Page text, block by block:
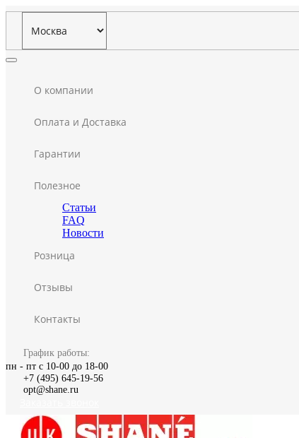
О компании
Оплата и Доставка
Гарантии
Полезное
Статьи
FAQ
Новости
Розница
Отзывы
Контакты
График работы:
пн - пт с 10-00 до 18-00
+7 (495) 645-19-56
opt@shane.ru